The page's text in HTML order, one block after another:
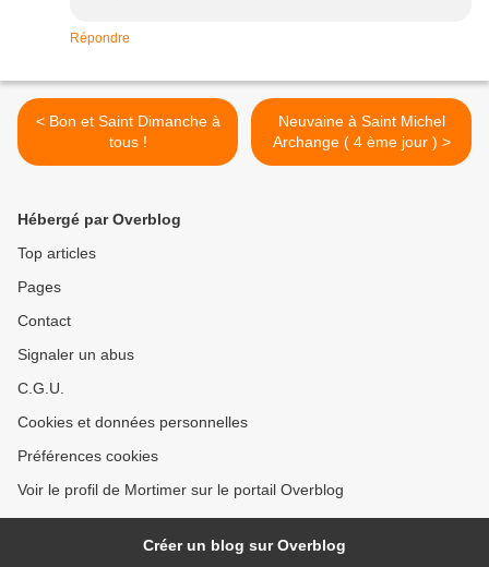
Répondre
< Bon et Saint Dimanche à
tous !
Neuvaine à Saint Michel
Archange ( 4 ème jour ) >
Hébergé par Overblog
Top articles
Pages
Contact
Signaler un abus
C.G.U.
Cookies et données personnelles
Préférences cookies
Voir le profil de Mortimer sur le portail Overblog
Créer un blog sur Overblog